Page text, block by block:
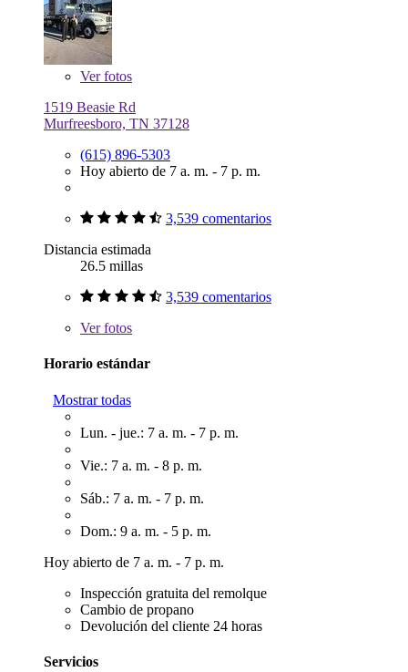
Verfotos
1519 Beasie Rd
Murfreesboro, TN 37128
(615) 896-5303
Hoy abierto de 7 a. m. - 7 p. m.
3,539 comentarios
Distancia estimada
26.5 millas
3,539 comentarios
Verfotos
Horario estándar
Mostrar todas
Lun. - jue.: 7 a. m. - 7 p. m.
Vie.: 7 a. m. - 8 p. m.
Sáb.: 7 a. m. - 7 p. m.
Dom.: 9 a. m. - 5 p. m.
Hoy abierto de 7 a. m. - 7 p. m.
Inspección gratuita del remolque
Cambio de propano
Devolución del cliente 24 horas
Servicios